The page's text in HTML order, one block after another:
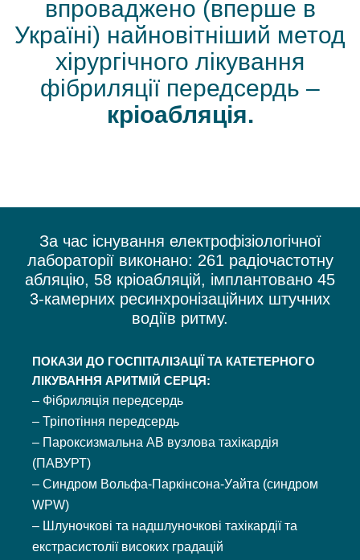
впроваджено (вперше в
Україні) найновітніший метод
хірургічного лікування
фібриляції передсердь –
кріоабляція.
За час існування електрофізіологічної
лабораторії виконано: 261 радіочастотну
абляцію, 58 кріоабляцій, імплантовано 45
3-камерних ресинхронізаційних штучних
водіїв ритму.
ПОКАЗИ ДО ГОСПІТАЛІЗАЦІЇ ТА КАТЕТЕРНОГО
ЛІКУВАННЯ АРИТМІЙ СЕРЦЯ:
– Фібриляція передсердь
– Тріпотіння передсердь
– Пароксизмальна АВ вузлова тахікардія
(ПАВУРТ)
– Синдром Вольфа-Паркінсона-Уайта (синдром
WPW)
– Шлуночкові та надшлуночкові тахікардії та
екстрасистолії високих градацій